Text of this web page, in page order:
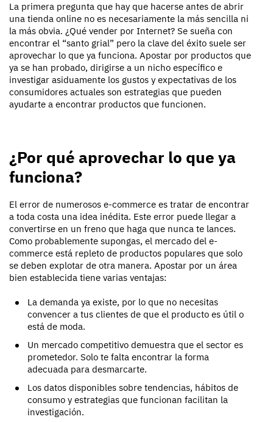
La primera pregunta que hay que hacerse antes de abrir
una tienda online no es necesariamente la más sencilla ni
la más obvia. ¿Qué vender por Internet? Se sueña con
encontrar el “santo grial” pero la clave del éxito suele ser
aprovechar lo que ya funciona. Apostar por productos que
ya se han probado, dirigirse a un nicho específico e
investigar asiduamente los gustos y expectativas de los
consumidores actuales son estrategias que pueden
ayudarte a encontrar productos que funcionen.
¿Por qué aprovechar lo que ya
funciona?
El error de numerosos e-commerce es tratar de encontrar
a toda costa una idea inédita. Este error puede llegar a
convertirse en un freno que haga que nunca te lances.
Como probablemente supongas, el mercado del e-
commerce está repleto de productos populares que solo
se deben explotar de otra manera. Apostar por un área
bien establecida tiene varias ventajas:
La demanda ya existe, por lo que no necesitas
convencer a tus clientes de que el producto es útil o
está de moda.
Un mercado competitivo demuestra que el sector es
prometedor. Solo te falta encontrar la forma
adecuada para desmarcarte.
Los datos disponibles sobre tendencias, hábitos de
consumo y estrategias que funcionan facilitan la
investigación.